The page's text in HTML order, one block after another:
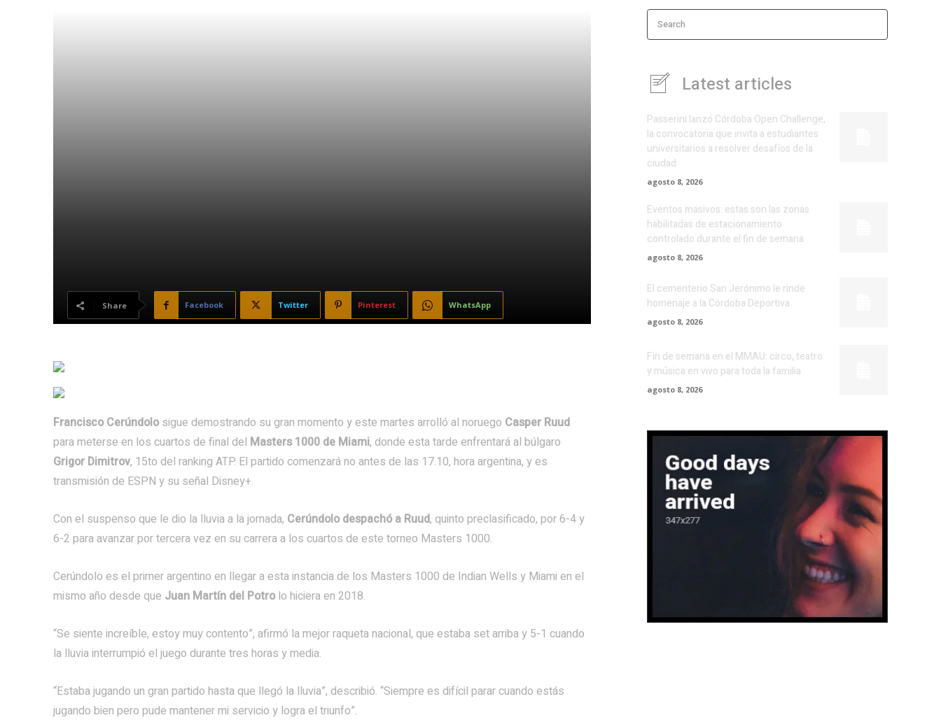
Share Facebook Twitter Pinterest WhatsApp
Francisco Cerúndolosigue demostrando su gran momento y este martes arrolló al noruego Casper Ruud
para meterse en los cuartos de final del Masters 1000 de Miami, donde esta tarde enfrentará al búlgaro
Grigor Dimitrov, 15to del ranking ATP. El partido comenzará no antes de las 17.10, hora argentina, y es
transmisión de ESPN y su señal Disney+.
Con el suspenso que le dio la lluvia a la jornada, Cerúndolo despachó a Ruud, quinto preclasificado, por 6-4 y
6-2 para avanzar por tercera vez en su carrera a los cuartos de este torneo Masters 1000.
Cerúndolo es el primer argentino en llegar a esta instancia de los Masters 1000 de Indian Wells y Miami en el
mismo año desde que Juan Martín del Potrolo hiciera en 2018.
“Se siente increíble, estoy muy contento”, afirmó la mejor raqueta nacional, que estaba set arriba y 5-1 cuando
la lluvia interrumpió el juego durante tres horas y media.
“Estaba jugando un gran partido hasta que llegó la lluvia”, describió. “Siempre es difícil parar cuando estás
jugando bien pero pude mantener mi servicio y logra el triunfo”.
Search
Latest articles
Passerini lanzó Córdoba Open Challenge,
la convocatoria que invita a estudiantes
universitarios a resolver desafíos de la
ciudad
agosto 8, 2026
Eventos masivos: estas son las zonas
habilitadas de estacionamiento
controlado durante el fin de semana
agosto 8, 2026
El cementerio San Jerónimo le rinde
homenaje a la Córdoba Deportiva
agosto 8, 2026
Fin de semana en el MMAU: circo, teatro
y música en vivo para toda la familia
agosto 8, 2026